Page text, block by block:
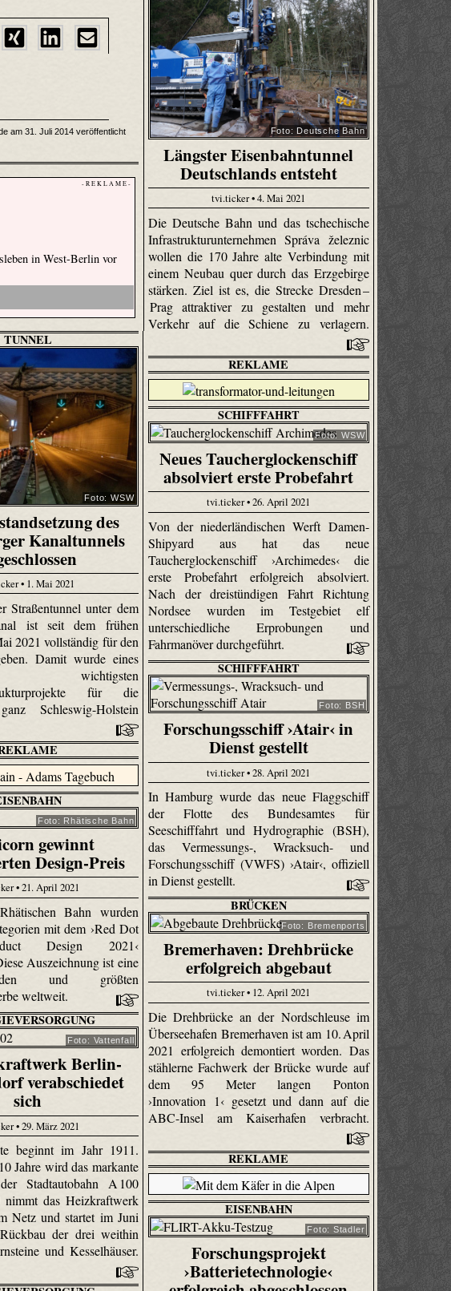
am 31. Juli 2014 veröffentlicht
- R E K L A M E -
in West-Berlin vor
Foto: Deutsche Bahn
Längster Eisenbahntunnel
Deutschlands entsteht
tvi.ticker • 4. Mai 2021
Die Deutsche Bahn und das tschechische
Infrastrukturunternehmen Správa železnic
wollen die 170 Jahre alte Verbindung mit
einem Neubau quer durch das Erzgebirge
stärken. Ziel ist es, die Strecke Dresden –
Prag attraktiver zu gestalten und mehr
Verkehr auf die Schiene zu verlagern.
TUNNEL
Foto: WSW
des
Kanaltunnels
• 1. Mai 2021
Straßentunnel unter dem
ist seit dem frühen
2021 vollständig für den
Damit wurde eines
für die
Schleswig-Holstein
REKLAME
SCHIFFFAHRT
Foto: WSW
Neues Taucherglockenschiff
absolviert erste Probefahrt
tvi.ticker • 26. April 2021
Von der niederländischen Werft Damen-
Shipyard aus hat das neue
Taucherglockenschiff ›Archimedes‹ die
erste Probefahrt erfolgreich absolviert.
Nach der dreistündigen Fahrt Richtung
Nordsee wurden im Testgebiet elf
unterschiedliche Erprobungen und
Fahrmanöver durchgeführt.
SCHIFFFAHRT
Foto: BSH
Forschungsschiff ›Atair‹ in
Dienst gestellt
tvi.ticker • 28. April 2021
In Hamburg wurde das neue Flaggschiff
der Flotte des Bundesamtes für
Seeschifffahrt und Hydrographie (BSH),
das Vermessungs-, Wracksuch- und
Forschungsschiff (VWFS) ›Atair‹, offiziell
in Dienst gestellt.
Foto: Rhätische Bahn
gewinnt
Design-Preis
• 21. April 2021
Bahn wurden
mit dem ›Red Dot
Design 2021‹
Auszeichnung ist eine
und größten
weltweit.
BRÜCKEN
Foto: Bremenports
Bremerhaven: Drehbrücke
erfolgreich abgebaut
tvi.ticker • 12. April 2021
Die Drehbrücke an der Nordschleuse im
Überseehafen Bremerhaven ist am 10. April
2021 erfolgreich demontiert worden. Das
stählerne Fachwerk der Brücke wurde auf
dem 95 Meter langen Ponton
›Innovation 1‹ gesetzt und dann auf die
ABC-Insel am Kaiserhafen verbracht.
Foto: Vattenfall
Berlin-
verabschiedet
sich
• 29. März 2021
beginnt im Jahr 1911.
Jahre wird das markante
Stadtautobahn A 100
das Heizkraftwerk
Netz und startet im Juni
der drei weithin
und Kesselhäuser.
REKLAME
EISENBAHN
Foto: Stadler
Forschungsprojekt
›Batterietechnologie‹